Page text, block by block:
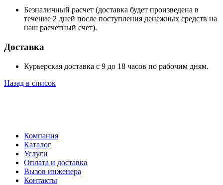
Безналичный расчет (доставка будет произведена в
течение 2 дней после поступления денежных средств на
наш расчетный счет).
Доставка
Курьерская доставка с 9 до 18 часов по рабочим дням.
Назад в список
Компания
Каталог
Услуги
Оплата и доставка
Вызов инженера
Контакты